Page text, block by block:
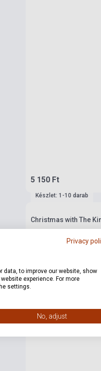
5 150 Ft
Készlet: 1-10 darab
Christmas with The
Privacy
data, to improve our website, show
experience. For more
settings.
No, adjust